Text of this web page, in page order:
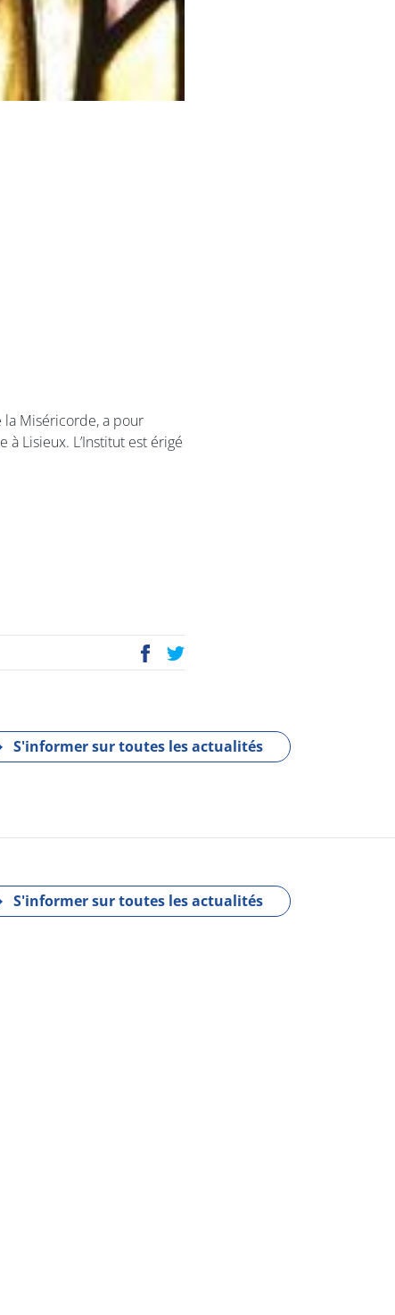
la Miséricorde, a pour
Lisieux. L’Institut est érigé
ac
k
wi
S'informer sur toutes les actualités
S'informer sur toutes les actualités